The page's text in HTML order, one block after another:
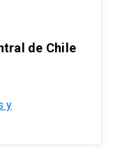
de Chile
y